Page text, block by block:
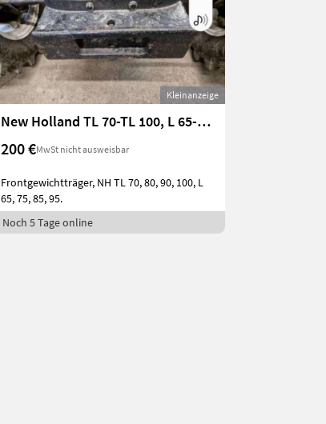
Kleinanzeige
New Holland TL 70-TL 100, L 65-L 95
200 €MwSt nicht ausweisbar
Frontgewichtträger, NH TL 70, 80, 90, 100, L
65, 75, 85, 95.
Noch 5 Tage online